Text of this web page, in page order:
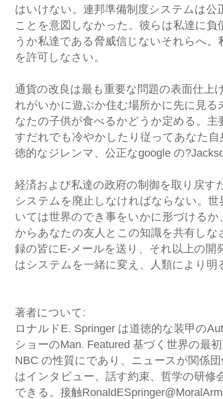
はいけない。連邦準備制度システムは
ことを意図しなかった。彼らは私達に
うか私達である脅威信じないそれらへ
を許可しなさい。
通貨の改良は最も重要な問題の表面仕上
れがいかに遊ぶか住む場所かに先に見
なたの子供が食べるかどうか定める。主
すだれでも冷やかしたり従ってあなた
徳的なジレンマ、公正なgoogle の
経済および私達の政府の制御を取り戻す
システムを廃止しなければならない。
いては世界のでき事をいかに形づける
からあなたの友人とこの知識を共有し
録の皆にE-メールを送り、それ以上の開
はシステムを一緒に変え、人類により明
著者について:
ロナルドE. Springer は道徳的な装甲の
ショーのMan. Featured 基づく世界の最
NBC の性質にであり、ニュースが関係
はインタビュー、話す約束、哲学の研
できる。接触